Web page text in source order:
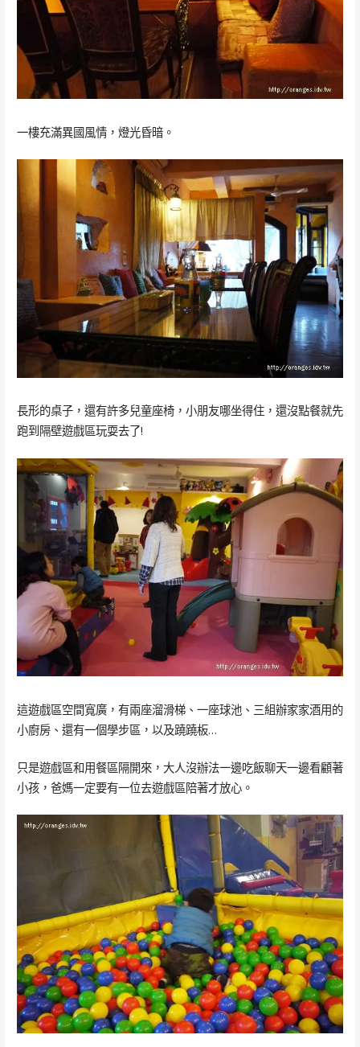
一樓充滿異國風情，燈光昏暗。
長形的桌子，還有許多兒童座椅，小朋友哪坐得住，還沒點餐就先
跑到隔壁遊戲區玩耍去了!
這遊戲區空間寬廣，有兩座溜滑梯、一座球池、三組辦家家酒用的
小廚房、還有一個學步區，以及蹺蹺板…
只是遊戲區和用餐區隔開來，大人沒辦法一邊吃飯聊天一邊看顧著
小孩，爸媽一定要有一位去遊戲區陪著才放心。